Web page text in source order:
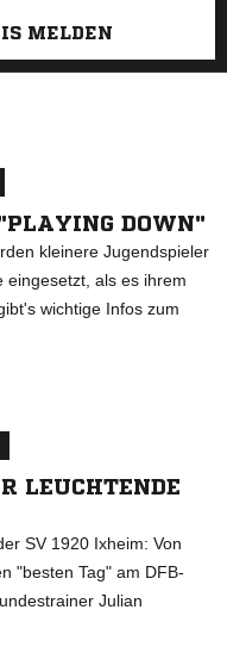
MELDEN
DOWN"
kleinere Jugendspieler
eingesetzt, als es ihrem
wichtige Infos zum
LEUCHTENDE
SV 1920 Ixheim: Von
"besten Tag" am DFB-
Julian